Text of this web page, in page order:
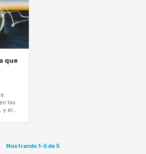
que
los
y el
Mostrando 1-5 de 5